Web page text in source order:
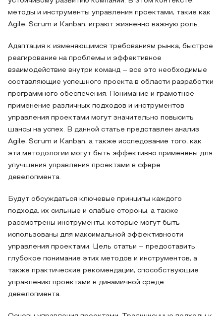
методы и инструменты управления проектами, такие как
Agile, Scrum и Kanban, играют жизненно важную роль.
Адаптация к изменяющимся требованиям рынка, быстрое
реагирование на проблемы и эффективное
взаимодействие внутри команд – все это необходимые
составляющие успешного проекта в области разработки
программного обеспечения. Понимание и грамотное
применение различных подходов и инструментов
управления проектами могут значительно повысить
шансы на успех. В данной статье представлен анализ
Agile, Scrum и Kanban, а также исследование того, как
эти методологии могут быть эффективно применены для
улучшения управления проектами в сфере
девелопмента.
Будут обсуждаться ключевые принципы каждого
подхода, их сильные и слабые стороны, а также
рассмотрены инструменты, которые могут быть
использованы для максимальной эффективности
управления проектами. Цель статьи – предоставить
глубокое понимание этих методов и инструментов, а
также практические рекомендации, способствующие
управлению проектами в динамичной среде
девелопмента.